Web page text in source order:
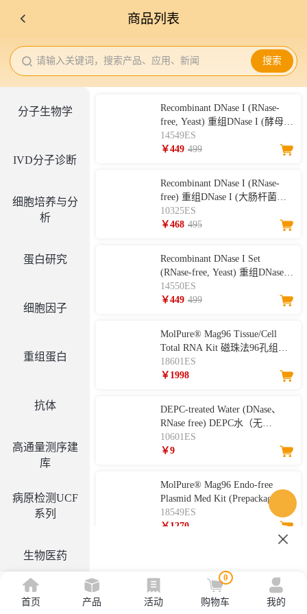
商品列表
请输入关键词，搜索产品、应用、新闻 搜索
分子生物学
IVD分子诊断
细胞培养与分
析
蛋白研究
细胞因子
重组蛋白
抗体
高通量测序建
库
病原检测UCF
系列
生物医药
工具酶
Recombinant DNase I (RNase-
free, Yeast) 重组DNase I (酵母表
达)(5 U/μL)
14549ES
￥449 499
Recombinant DNase I (RNase-
free) 重组DNase I (大肠杆菌表
达)
10325ES
￥468 495
Recombinant DNase I Set
(RNase-free, Yeast) 重组DNase I
(酵母表达)
14550ES
￥449 499
MolPure® Mag96 Tissue/Cell
Total RNA Kit 磁珠法96孔组织/
细胞总RNA提取试剂盒（预装
版）
18601ES
￥1998
DEPC-treated Water (DNase、
RNase free) DEPC水（无
DNase、RNase )
10601ES
￥9
MolPure® Mag96 Endo-free
Plasmid Med Kit (Prepackaged)
磁珠法96孔去内毒素质粒中量
提取试剂盒（预封装）
18549ES
￥1270
DNA提取试剂盒
￥100
首页 产品 活动
0
购物车 我的